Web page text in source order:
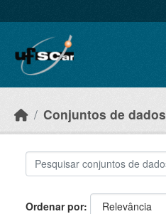
Conjuntos de dados
Ordenar por